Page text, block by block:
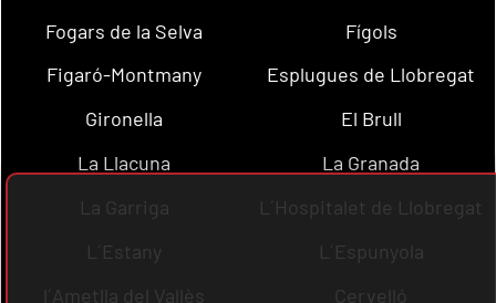
Fogars de la Selva
Fígols
Figaró-Montmany
Esplugues de Llobregat
Gironella
El Brull
La Llacuna
La Granada
La Garriga
L´Hospitalet de Llobregat
L´Estany
L´Espunyola
l´Ametlla del Vallès
Cervelló